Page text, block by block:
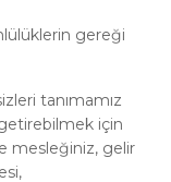
gereği
tanımamız
için
mesleğiniz, gelir